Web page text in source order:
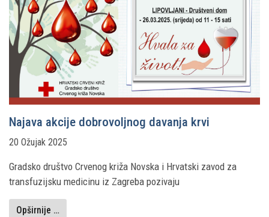
Najava akcije dobrovoljnog davanja krvi
20 Ožujak 2025
Gradsko društvo Crvenog križa Novska i Hrvatski zavod za
transfuzijsku medicinu iz Zagreba pozivaju
Opširnije …